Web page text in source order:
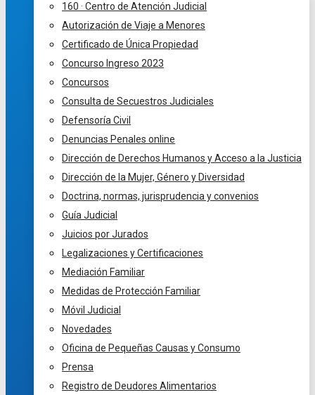
160 · Centro de Atención Judicial
Autorización de Viaje a Menores
Certificado de Única Propiedad
Concurso Ingreso 2023
Concursos
Consulta de Secuestros Judiciales
Defensoría Civil
Denuncias Penales online
Dirección de Derechos Humanos y Acceso a la Justicia
Dirección de la Mujer, Género y Diversidad
Doctrina, normas, jurisprudencia y convenios
Guía Judicial
Juicios por Jurados
Legalizaciones y Certificaciones
Mediación Familiar
Medidas de Protección Familiar
Móvil Judicial
Novedades
Oficina de Pequeñas Causas y Consumo
Prensa
Registro de Deudores Alimentarios